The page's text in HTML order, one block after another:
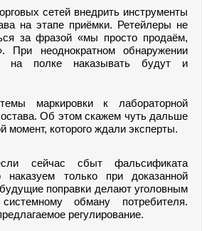
сетей внедрить инструменты
на этапе приёмки. Ретейлеры не
за фразой «мы просто продаём,
При неоднократном обнаружении
на полке наказывать будут и
маркировки к лабораторной
Об этом скажем чуть дальше
момент, которого ждали эксперты.
сейчас сбыт фальсификата
наказуем только при доказанной
поправки делают уголовным
обману потребителя.
регулирование.